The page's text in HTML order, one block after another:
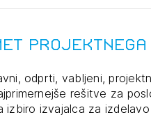
odprti, vabljeni,
rešitve za
izbiro izvajalca za